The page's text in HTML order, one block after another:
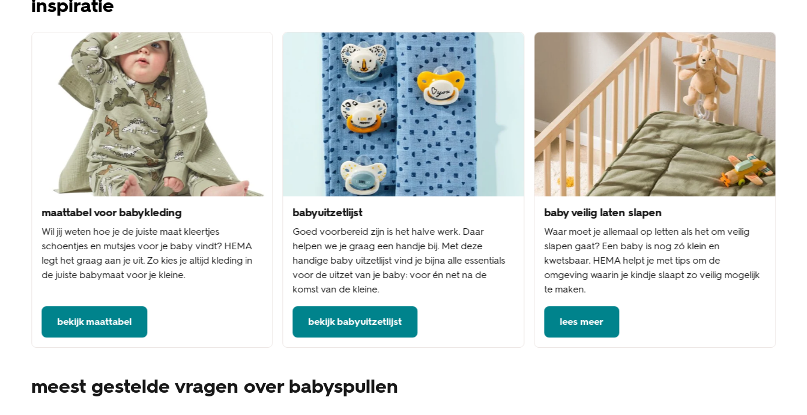
inspiratie
maattabel voor babykleding
Wil jij weten hoe je de juiste maat kleertjes
schoentjes en mutsjes voor je baby vindt? HEMA
legt het graag aan je uit. Zo kies je altijd kleding in
de juiste babymaat voor je kleine.
bekijk maattabel
babyuitzetlijst
Goed voorbereid zijn is het halve werk. Daar
helpen we je graag een handje bij. Met deze
handige baby uitzetlijst vind je bijna alle essentials
voor de uitzet van je baby: voor én net na de
komst van de kleine.
bekijk babyuitzetlijst
baby veilig laten slapen
Waar moet je allemaal op letten als het om veilig
slapen gaat? Een baby is nog zó klein en
kwetsbaar. HEMA helpt je met tips om de
omgeving waarin je kindje slaapt zo veilig mogelijk
te maken.
lees meer
meest gestelde vragen over babyspullen